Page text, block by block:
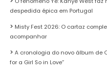
despedida épica em Portugal
Misty Fest 2026: O cartaz
acompanhar
A cronologia do novo álbum de
for a Girl So in Love”